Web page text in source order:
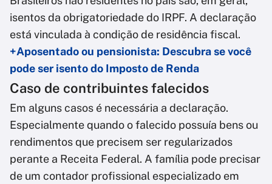
isentos da obrigatoriedade do IRPF. A declaração
está vinculada à condição de residência fiscal.
+Aposentado ou pensionista: Descubra se você
pode ser isento do Imposto de Renda
Caso de contribuintes falecidos
Em alguns casos é necessária a declaração.
Especialmente quando o falecido possuía bens ou
rendimentos que precisem ser regularizados
perante a Receita Federal. A família pode precisar
de um contador profissional especializado em